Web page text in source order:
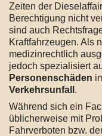
Zeiten der
Berechtigung nicht
sind auch
Kraftfahrzeugen. Als
medizinrechtlich
jedoch spezialisiert
Personenschäden
Verkehrsunfall .
Während sich ein
üblicherweise mit
Fahrverboten bzw.